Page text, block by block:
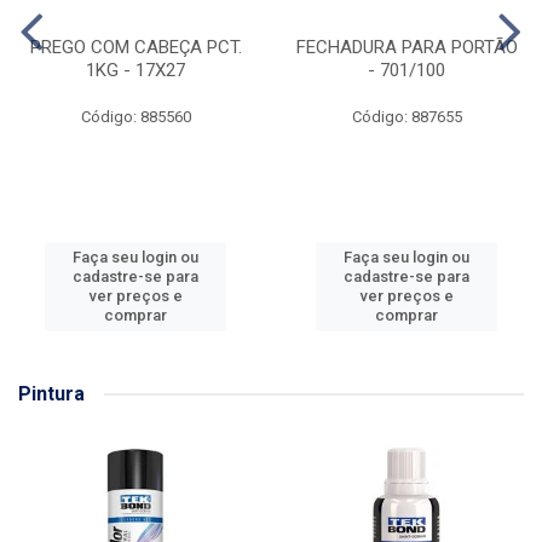
PREGO COM CABEÇA PCT.
1KG - 17X27
Código: 885560
Faça seu login ou
cadastre-se para
ver preços e
comprar
FECHADURA PARA PORTÃO
- 701/100
Código: 887655
Faça seu login ou
cadastre-se para
ver preços e
comprar
Pintura